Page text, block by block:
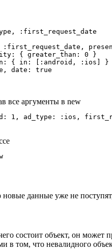
:first_request_date
{ greater_than: 0 }
{ in: [:android, :ios] }
date: true
все аргументы в new
новые данные уже не
состоит объект, он может
том, что невалидного